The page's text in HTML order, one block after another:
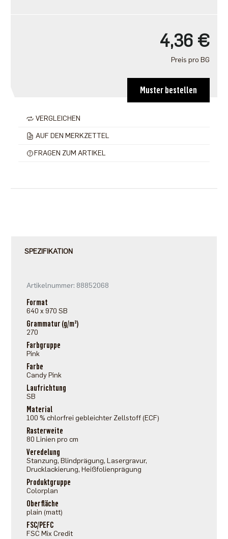
4,36 €
Preis pro BG
Muster bestellen
VERGLEICHEN
AUF DEN MERKZETTEL
FRAGEN ZUM ARTIKEL
SPEZIFIKATION
Artikelnummer: 88852068
Format
640 x 970 SB
Grammatur (g/m²)
270
Farbgruppe
Pink
Farbe
Candy Pink
Laufrichtung
SB
Material
100 % chlorfrei gebleichter Zellstoff (ECF)
Rasterweite
80 Linien pro cm
Veredelung
Stanzung, Blindprägung, Lasergravur,
Drucklackierung, Heißfolienprägung
Produktgruppe
Colorplan
Oberfläche
plain (matt)
FSC/PEFC
FSC Mix Credit